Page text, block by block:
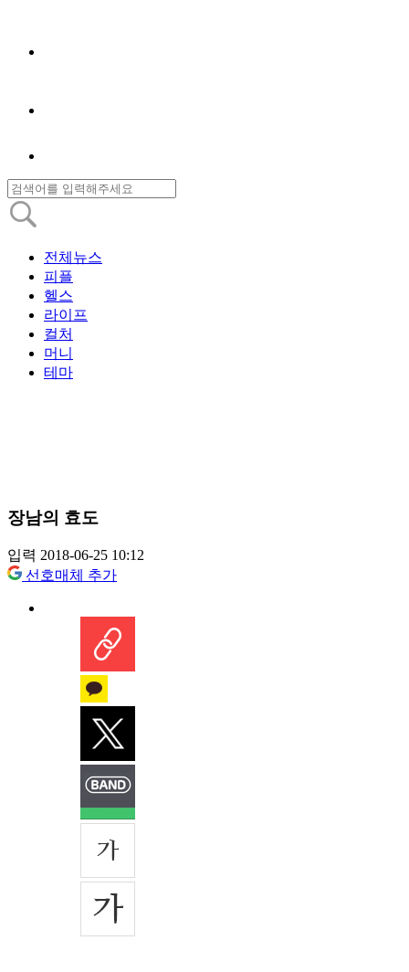
전체뉴스
피플
헬스
라이프
컬처
머니
테마
장남의 효도
입력 2018-06-25 10:12
선호매체 추가